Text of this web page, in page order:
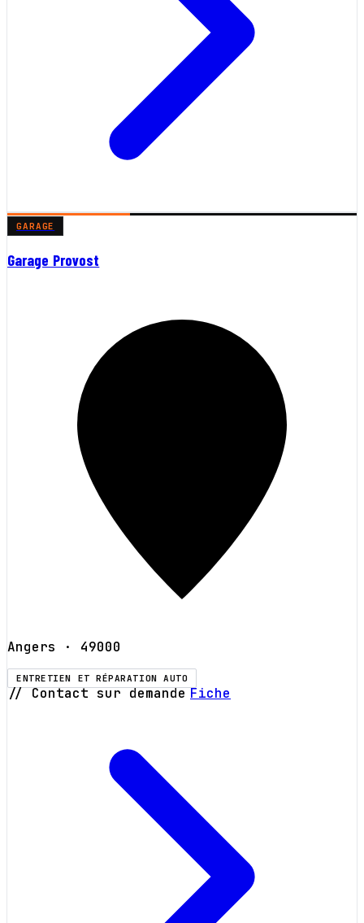
GARAGE
Garage Provost
Angers · 49000
ENTRETIEN ET RÉPARATION AUTO
// Contact sur demande Fiche